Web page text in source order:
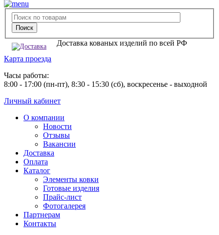
Доставка кованых изделий по всей РФ
Карта проезда
Часы работы:
8:00 - 17:00 (пн-пт), 8:30 - 15:30 (сб), воскресенье - выходной
Личный кабинет
О компании
Новости
Отзывы
Вакансии
Доставка
Оплата
Каталог
Элементы ковки
Готовые изделия
Прайс-лист
Фотогалерея
Партнерам
Контакты